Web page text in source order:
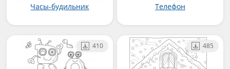
Часы-будильник Телефон
410 485